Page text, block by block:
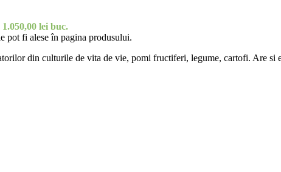
lei buc.
pot fi alese în pagina produsului.
din culturile de vita de vie, pomi fructiferi, legume, cartofi. Are si